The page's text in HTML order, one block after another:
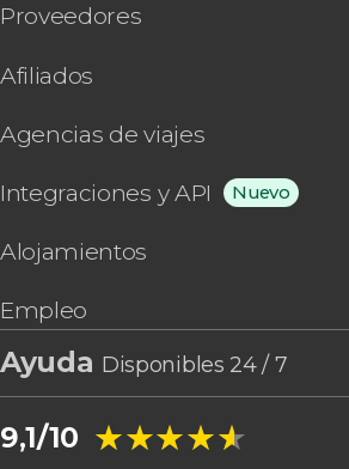
Proveedores
Afiliados
Agencias de viajes
Integraciones y API Nuevo
Alojamientos
Empleo
Ayuda Disponibles 24 / 7
9,1/10 ★★★★★
★★★★★